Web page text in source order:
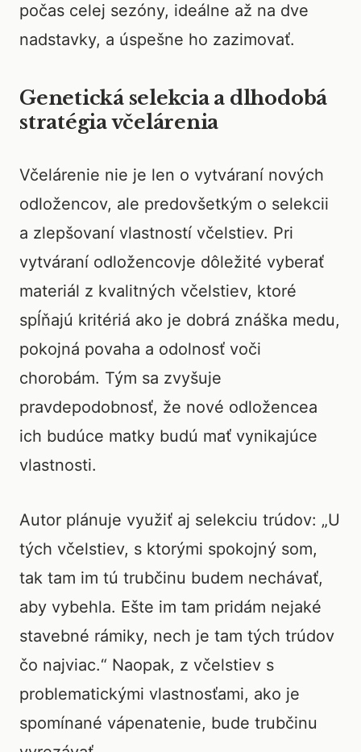
počas celej sezóny, ideálne až na dve
nadstavky, a úspešne ho zazimovať.
Genetická selekcia a dlhodobá
stratégia včelárenia
Včelárenie nie je len o vytváraní nových
odložencov, ale predovšetkým o selekcii
a zlepšovaní vlastností včelstiev. Pri
vytváraní odložencovje dôležité vyberať
materiál z kvalitných včelstiev, ktoré
spĺňajú kritériá ako je dobrá znáška medu,
pokojná povaha a odolnosť voči
chorobám. Tým sa zvyšuje
pravdepodobnosť, že nové odložencea
ich budúce matky budú mať vynikajúce
vlastnosti.
Autor plánuje využiť aj selekciu trúdov: „U
tých včelstiev, s ktorými spokojný som,
tak tam im tú trubčinu budem nechávať,
aby vybehla. Ešte im tam pridám nejaké
stavebné rámiky, nech je tam tých trúdov
čo najviac.“ Naopak, z včelstiev s
problematickými vlastnosťami, ako je
spomínané vápenatenie, bude trubčinu